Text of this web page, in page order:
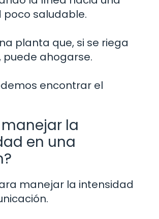
poco saludable.
planta que, si se riega
puede ahogarse.
encontrar el
la
en una
manejar la intensidad